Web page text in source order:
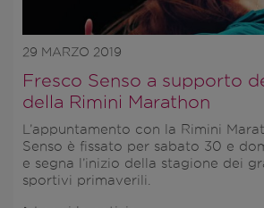
29 MARZO 2019
Fresco Senso a supporto
della Rimini Marathon
L’appuntamento con la Rimini
Senso è fissato per sabato 30 e
e segna l’inizio della stagione dei
sportivi primaverili.